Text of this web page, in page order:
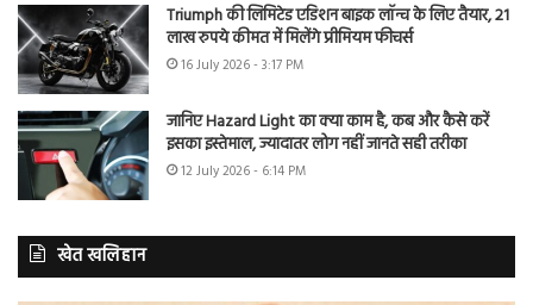
Triumph की लिमिटेड एडिशन बाइक लॉन्च के लिए तैयार, 21
लाख रुपये कीमत में मिलेंगे प्रीमियम फीचर्स
16 July 2026 - 3:17 PM
जानिए Hazard Light का क्या काम है, कब और कैसे करें
इसका इस्तेमाल, ज्यादातर लोग नहीं जानते सही तरीका
12 July 2026 - 6:14 PM
खेत खलिहान